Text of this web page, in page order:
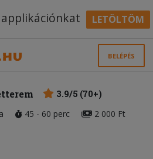
LETÖLTÖM
BELÉPÉS
3.9/5 (70+)
45 - 60 perc 2 000 Ft